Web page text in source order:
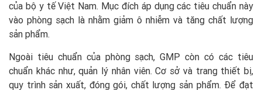
của bộ y tế Việt Nam. Mục đích áp dụng các tiêu chuẩn này
vào phòng sạch là nhằm giảm ô nhiễm và tăng chất lượng
sản phẩm.
Ngoài tiêu chuẩn của phòng sạch, GMP còn có các tiêu
chuẩn khác như, quản lý nhân viên. Cơ sở và trang thiết bị,
quy trình sản xuất, đóng gói, chất lượng sản phẩm. Để đạt